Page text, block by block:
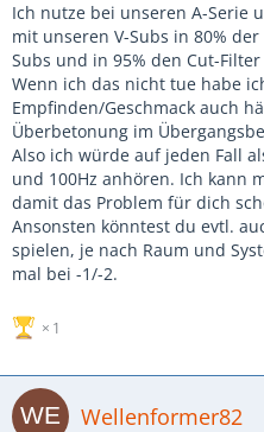
Ich nutze bei unseren A-Serie
mit unseren V-Subs in 80%
Subs und in 95% den Cut-
Wenn ich das nicht tue habe
Empfinden/Geschmack auch
Überbetonung im
Also ich würde auf jeden Fall
und 100Hz anhören. Ich kann
damit das Problem für dich
Ansonsten könntest du evtl.
spielen, je nach Raum und
mal bei -1/-2.
1
Wellenformer82